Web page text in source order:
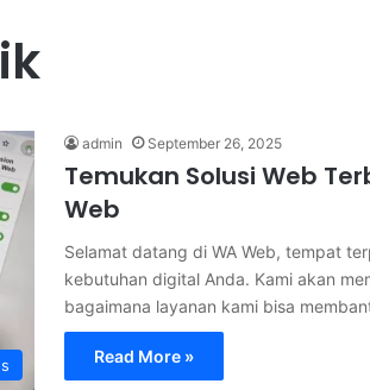
admin September 26, 2025
Temukan Solusi Web
Web
Selamat datang di WA Web, tempat
kebutuhan digital Anda. Kami akan
bagaimana layanan kami bisa
Read More »